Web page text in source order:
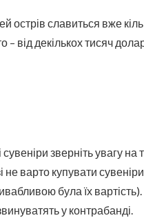
славиться вже
– від декількох тисяч
сувеніри зверніть увагу
не варто купувати
була їх
у контрабанді.